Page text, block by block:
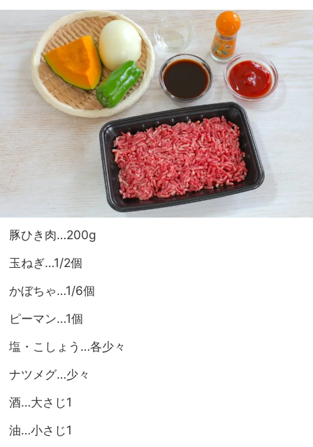
豚ひき肉…200g
玉ねぎ…1/2個
かぼちゃ…1/6個
ピーマン…1個
塩・こしょう…各少々
ナツメグ…少々
酒…大さじ1
油…小さじ1